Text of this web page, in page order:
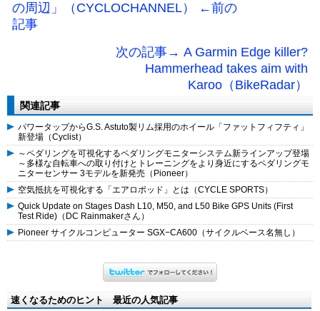
の周辺」（CYCLOCHANNEL） ←前の
記事
次の記事→ A Garmin Edge killer?
Hammerhead takes aim with
Karoo（BikeRadar）
関連記事
パワータップからG.S. Astuto製リム採用のホイール「ファットフィフティ」
新登場（Cyclist）
～ペダリングを可視化するペダリングモニターシステム新ラインアップ登場
～多様な自転車への取り付けとトレーニングをより身近にするペダリングモ
ニターセンサー 3モデルを新発売（Pioneer）
空気抵抗を可視化する「エアロポッド」とは（CYCLE SPORTS）
Quick Update on Stages Dash L10, M50, and L50 Bike GPS Units (First
Test Ride)（DC Rainmakerさん）
Pioneer サイクルコンピューター SGX−CA600（サイクルベース名無し）
速くなるためのヒント 最近の人気記事